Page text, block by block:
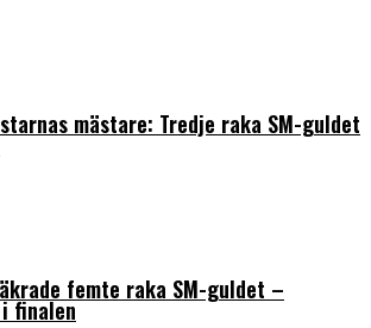
mästare: Tredje raka SM-guldet
femte raka SM-guldet –
finalen